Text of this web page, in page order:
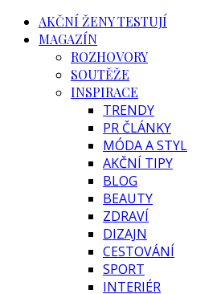
AKČNÍ ŽENY TESTUJÍ
MAGAZÍN
ROZHOVORY
SOUTĚŽE
INSPIRACE
TRENDY
PR ČLÁNKY
MÓDA A STYL
AKČNÍ TIPY
BLOG
BEAUTY
ZDRAVÍ
DIZAJN
CESTOVÁNÍ
SPORT
INTERIÉR